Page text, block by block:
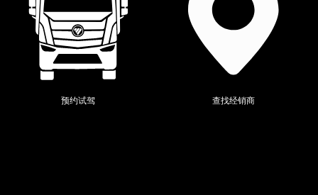
隐私条款 联系我们 网站地图 友情链接 个人中心
24小时贵宾热线：4008-199-199
海外客户服务热线： +86-10-80762999
预约试驾 查找经销商